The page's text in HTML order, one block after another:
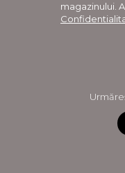
magazinului.